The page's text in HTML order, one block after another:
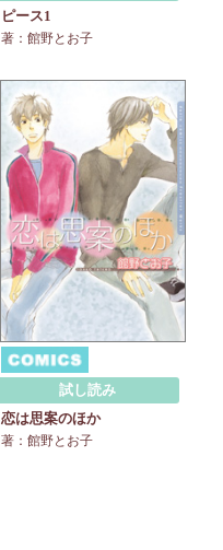
ピース1
著：館野とお子
試し読み
恋は思案のほか
著：館野とお子